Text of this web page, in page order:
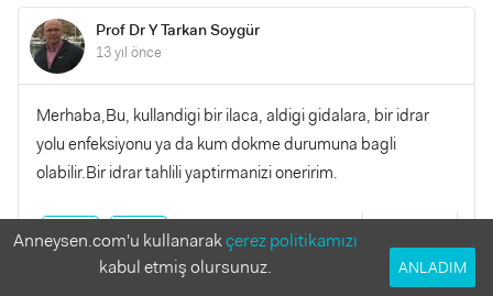
Prof Dr Y Tarkan Soygür
13 yıl önce
Merhaba,Bu, kullandigi bir ilaca, aldigi gidalara, bir idrar
yolu enfeksiyonu ya da kum dokme durumuna bagli
olabilir.Bir idrar tahlili yaptirmanizi oneririm.
0 0
Anneysen.com'u kullanarakçerez politikamızı
kabul etmiş olursunuz.
ANLADIM